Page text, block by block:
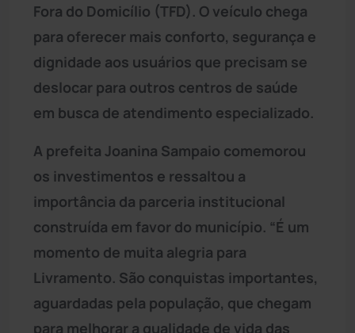
Fora do Domicílio (TFD). O veículo chega
para oferecer mais conforto, segurança e
dignidade aos usuários que precisam se
deslocar para outros centros de saúde
em busca de atendimento especializado.
A prefeita Joanina Sampaio comemorou
os investimentos e ressaltou a
importância da parceria institucional
construída em favor do município. “É um
momento de muita alegria para
Livramento. São conquistas importantes,
aguardadas pela população, que chegam
para melhorar a qualidade de vida das